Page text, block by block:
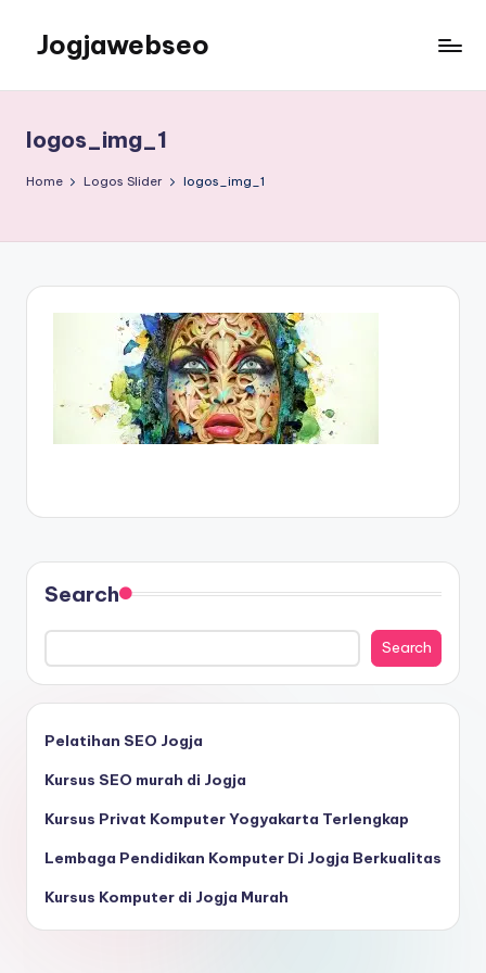
Jogjawebseo
logos_img_1
Home Logos Slider logos_img_1
Search
Search
Pelatihan SEO Jogja
Kursus SEO murah di Jogja
Kursus Privat Komputer Yogyakarta Terlengkap
Lembaga Pendidikan Komputer Di Jogja Berkualitas
Kursus Komputer di Jogja Murah